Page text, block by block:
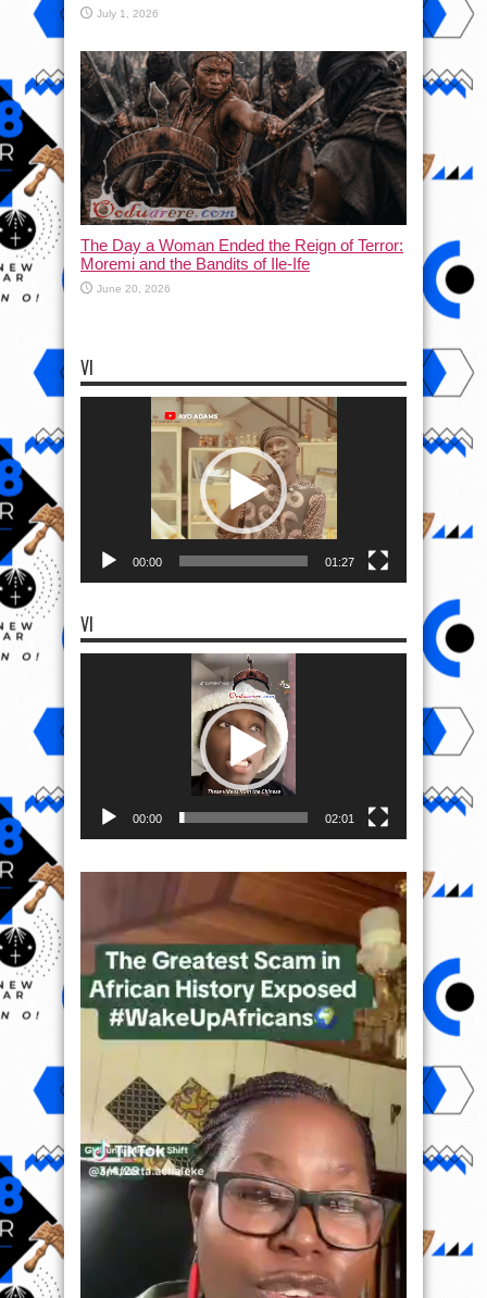
July 1, 2026
The Day a Woman Ended the Reign of Terror:
Moremi and the Bandits of Ile-Ife
June 20, 2026
VI
00:00 01:27
VI
00:00 02:01